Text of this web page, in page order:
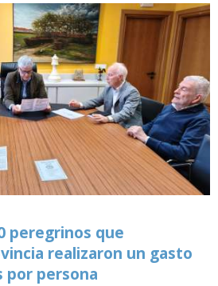
peregrinos que
realizaron un gasto
por persona